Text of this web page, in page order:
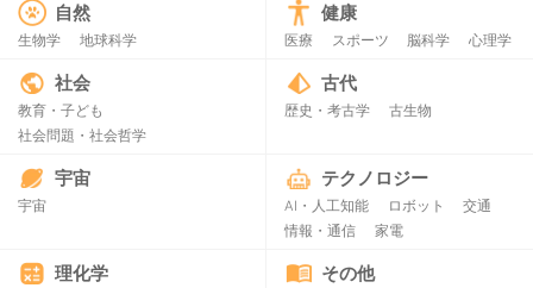
自然
生物学 地球科学
健康
医療 スポーツ 脳科学 心理学
社会
教育・子ども
社会問題・社会哲学
古代
歴史・考古学 古生物
宇宙
宇宙
テクノロジー
AI・人工知能 ロボット
交通
情報・通信
家電
理化学 その他